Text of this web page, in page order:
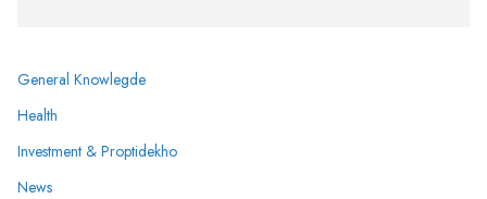
General Knowlegde
Health
Investment & Proptidekho
News